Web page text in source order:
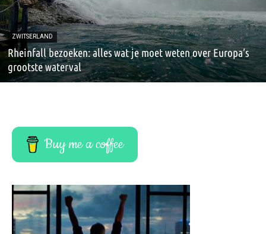
ZWITSERLAND
Rheinfall bezoeken: alles wat je moet weten over Europa’s
grootste waterval
Buy me a coffee